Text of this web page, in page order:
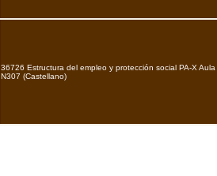
36726 Estructura del empleo y protección social PA-X Aula
N307 (Castellano)